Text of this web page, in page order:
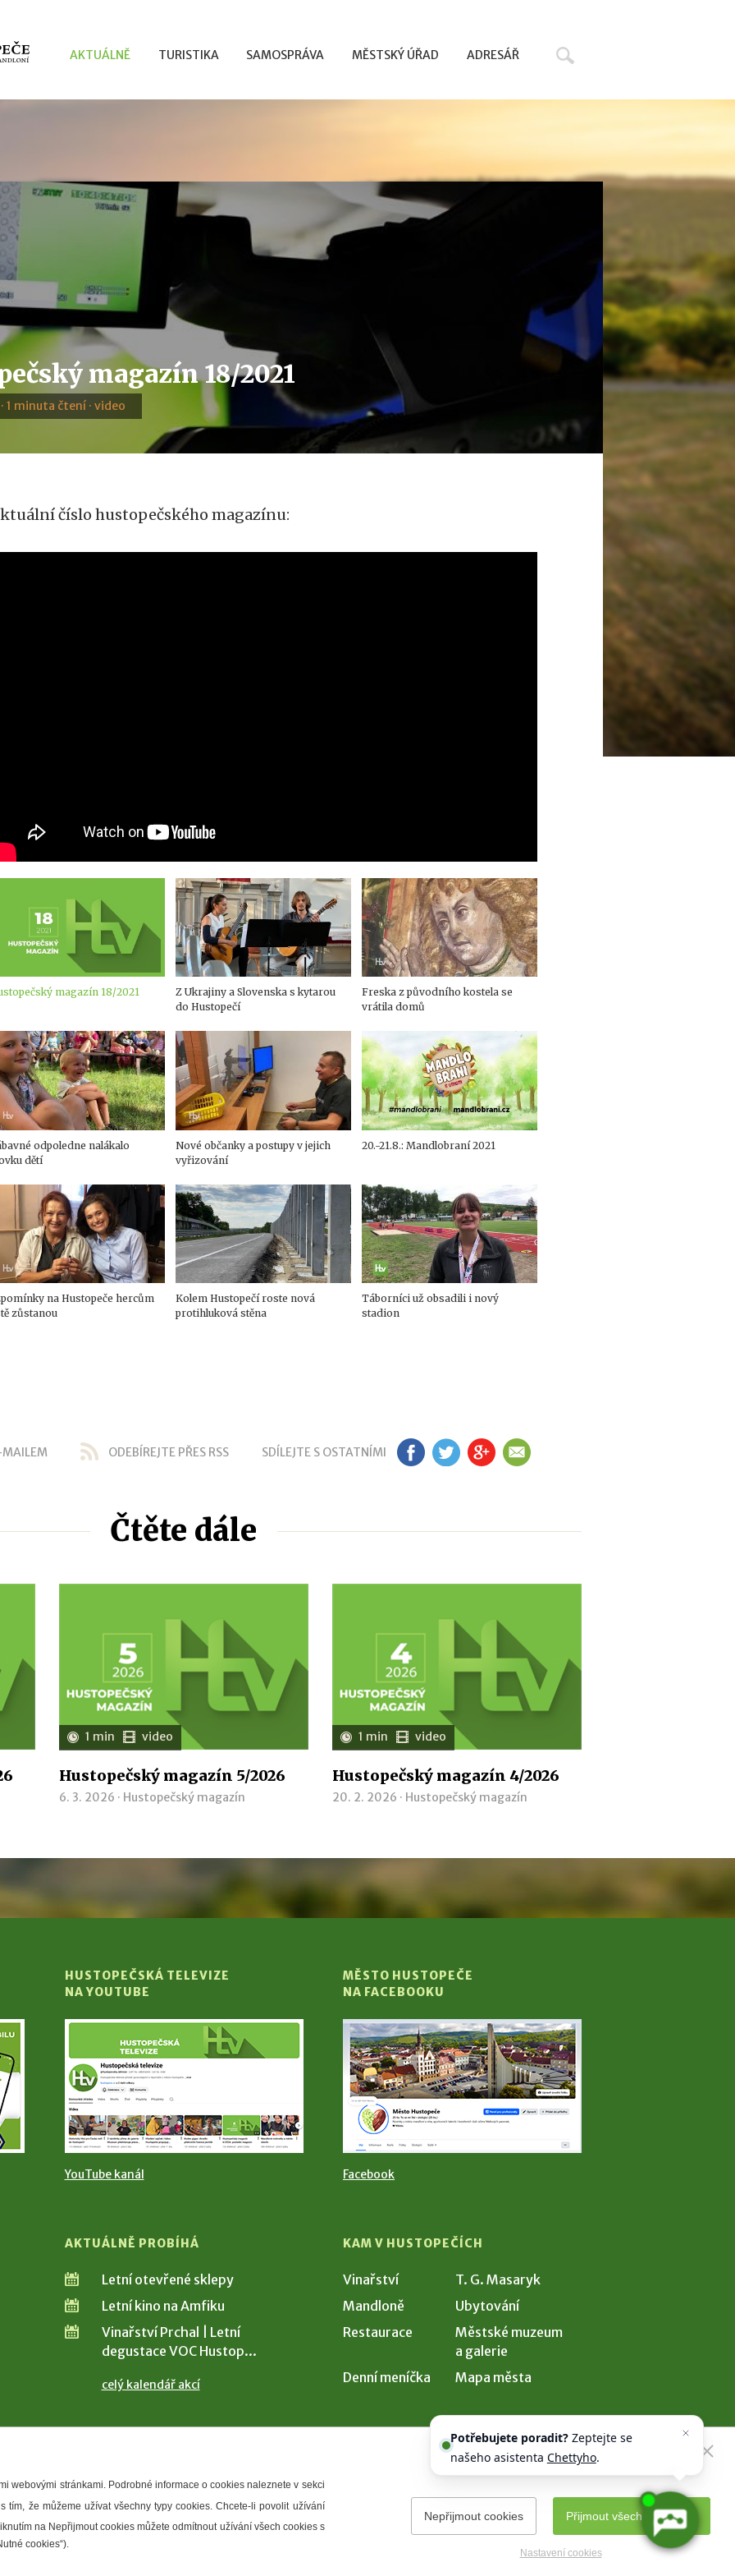
AKTUÁLNĚ TURISTIKA SAMOSPRÁVA MĚSTSKÝ ÚŘAD ADRESÁŘ
magazín 18/2021
1 minuta čtení · video
číslo hustopečského magazínu:
magazín 18/2021
Z Ukrajiny a Slovenska s kytarou
do Hustopečí
Freska z původního kostela se
vrátila domů
odpoledne nalákalo
dětí
Nové občanky a postupy v jejich
vyřizování
20.-21.8.: Mandlobraní 2021
na Hustopeče hercům
zůstanou
Kolem Hustopečí roste nová
protihluková stěna
Táborníci už obsadili i nový
stadion
ODEBÍREJTE PŘES RSS SDÍLEJTE S OSTATNÍMI FB TW GP EM
Čtěte dále
1 min video
Hustopečský magazín 5/2026
6. 3. 2026 · Hustopečský magazín
1 min video
Hustopečský magazín 4/2026
20. 2. 2026 · Hustopečský magazín
HUSTOPEČSKÁ TELEVIZE
NA YOUTUBE
YouTube kanál
MĚSTO HUSTOPEČE
NA FACEBOOKU
Facebook
AKTUÁLNĚ PROBÍHÁ
Letní otevřené sklepy
Letní kino na Amfiku
Vinařství Prchal | Letní
degustace VOC Hustop...
celý kalendář akcí
KAM V HUSTOPEČÍCH
Vinařství
T. G. Masaryk
Mandloně
Ubytování
Restaurace
Městské muzeum
a galerie
Denní meníčka
Mapa města
webovými stránkami. Podrobné informace o cookies naleznete v sekci
tím, že můžeme užívat všechny typy cookies. Chcete-li povolit užívání
na Nepřijmout cookies můžete odmítnout užívání všech cookies s
cookies“).
Přijmout všechny cookies
Nepřijmout cookies
Nastavení cookies
Potřebujete poradit?Zeptejte se
našeho asistenta Chettyho.